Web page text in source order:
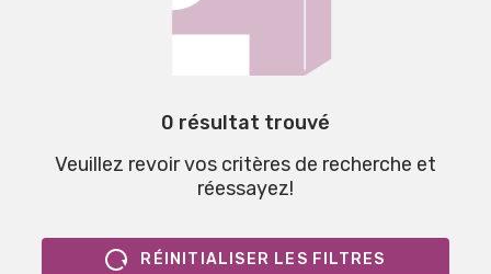
0 résultat trouvé
Veuillez revoir vos critères de recherche et
réessayez!
RÉINITIALISER LES FILTRES